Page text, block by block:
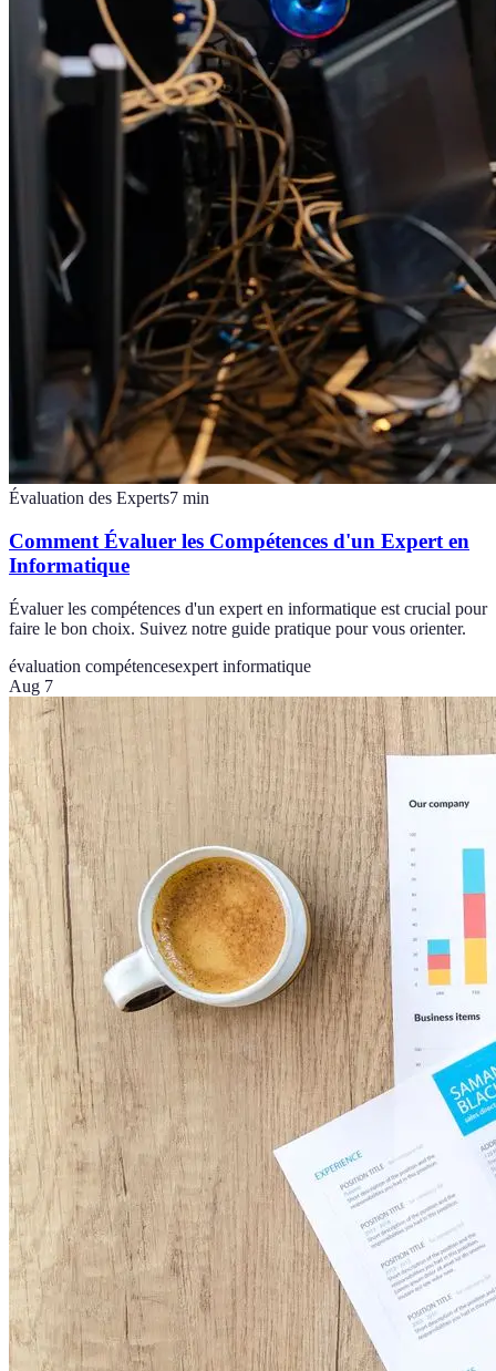
Évaluation des Experts7 min
Comment Évaluer les Compétences d'un Expert en
Informatique
Évaluer les compétences d'un expert en informatique est crucial pour
faire le bon choix. Suivez notre guide pratique pour vous orienter.
évaluation compétencesexpert informatique
Aug 7